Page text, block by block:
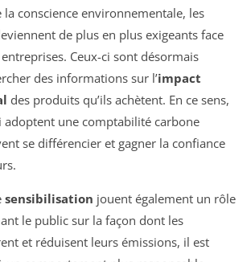
la conscience environnementale, les
de plus en plus exigeants face
Ceux-ci sont désormais
des informations sur l’impact
des produits qu’ils achètent. En ce sens,
adoptent une comptabilité carbone
se différencier et gagner la confiance
sensibilisation jouent également un rôle
le public sur la façon dont les
et réduisent leurs émissions, il est